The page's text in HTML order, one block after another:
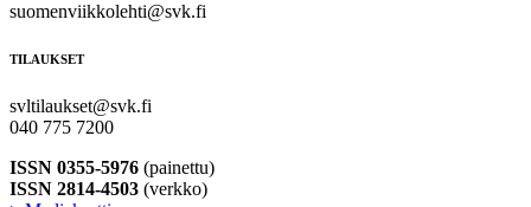
suomenviikkolehti@svk.fi
TILAUKSET
svltilaukset@svk.fi
040 775 7200
ISSN 0355-5976 (painettu)
ISSN 2814-4503 (verkko)